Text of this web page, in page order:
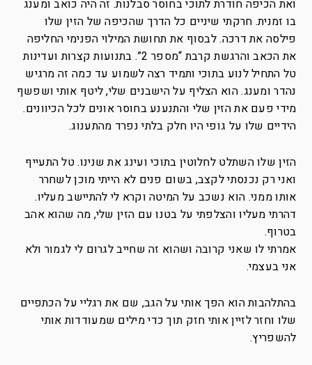
ואת הכיפה חודרת לתוכי בחוסר סבלנות. זה היה כואב ומענג
בו זמנית. חרקתי שיניים כל הדרך שהכיפה של הזין שלו
פילסה את דרכה. לבסוף את תחושת המילוי הפנימי החליפה
את הכאב והרגשת קרבת “מספר 2”. בתנועות קצרות ועדינות
טל התחיל לנוע בתוכי ותמיד רצה לשמוע עד כמה זה מרגיש
נהדר ומענג. הוא הצליף על הישבנים שלי, ליטף אותי ושפשף
מידי פעם את הזין שלי והתנענע בחוסר אונים לכל הכיוונים.
הידיים שלו על גופי היו חלק בלתי נפרד מהתענוג.
הזין שלו השתלט לחלוטין בתוכי ועינג את שנינו. טל התעייף
ואני רק נכנסתי לקצב, בשום פנים לא הייתי מוכן לשחרר
אותו ממני. הוא נשכב על המיטה וקרא לי להתיישב מעליו.
דהרתי מעליו והצלפתי על בטנו עם הזין שלי, מה שהוא אהב
בטרוף.
אמרתי לו שאני קרובה ושהוא זה שחייב לגרום לי לגמור ולא
אני בעצמי.
בהתלהבות הוא הפך אותי על הגב, שם את רגליי על הכתפיים
שלו וחזר לזיין אותי חזק תוך כדי מילים שמעודדות אותי
להשפריץ.